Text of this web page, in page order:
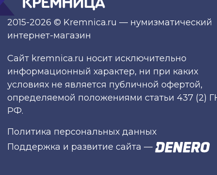
2015-2026 © Kremnica.ru — нумизматический
интернет-магазин
Сайт kremnica.ru носит исключительно
информационный характер, ни при каких
условиях не является публичной офертой,
определяемой положениями статьи 437 (2)
РФ.
Политика персональных данных
Поддержка и развитие сайта —